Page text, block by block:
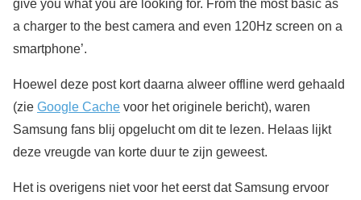
give you what you are looking for. From the most basic as
a charger to the best camera and even 120Hz screen on a
smartphone’.
Hoewel deze post kort daarna alweer offline werd gehaald
(zie Google Cache voor het originele bericht), waren
Samsung fans blij opgelucht om dit te lezen. Helaas lijkt
deze vreugde van korte duur te zijn geweest.
Het is overigens niet voor het eerst dat Samsung ervoor